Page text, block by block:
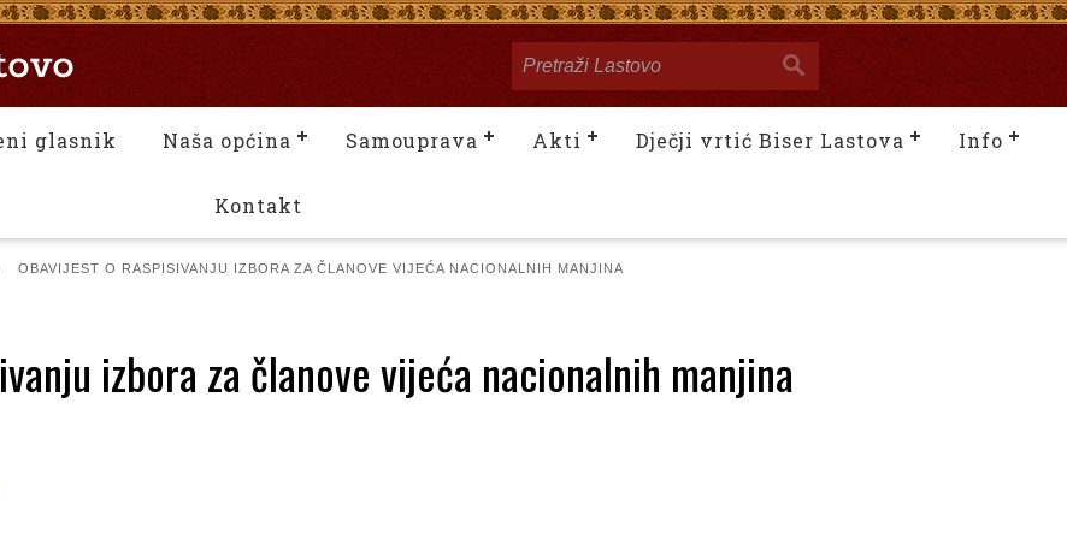
glasnik Naša općina Samouprava Akti Dječji vrtić Biser Lastova Info
Kontakt
OBAVIJEST O RASPISIVANJU IZBORA ZA ČLANOVE VIJEĆA NACIONALNIH MANJINA
izbora za članove vijeća nacionalnih manjina